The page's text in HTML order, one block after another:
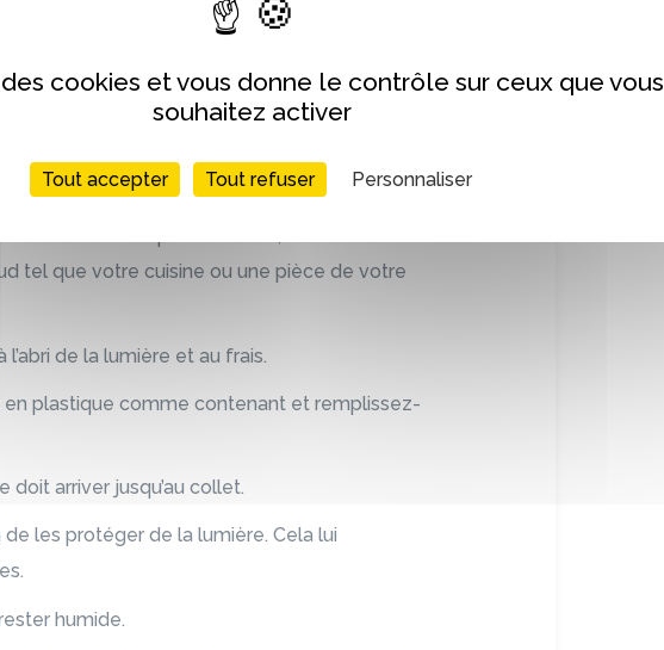
L’endroit où vous plantez vos racines
lieu froid tel qu'en extérieur, l'endive
tel que votre cuisine ou une pièce de votre
de la lumière et au frais.
plastique comme contenant et remplissez-
arriver jusqu’au collet.
les protéger de la lumière. Cela lui
humide.
cookies et vous donne le contrôle sur ceux que vous
souhaitez activer
Tout accepter Tout refuser Personnaliser